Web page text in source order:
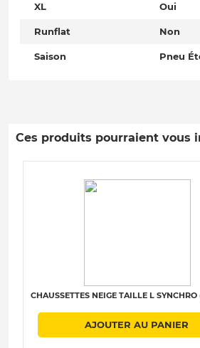
XL Oui
Runflat Non
Saison Pneu
Ces produits pourraient vous
CHAUSSETTES NEIGE TAILLE L
AJOUTER AU PANIER